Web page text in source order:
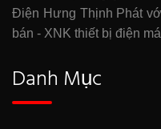
Điện Hưng Thịnh Phát
bán - XNK thiết bị điện
Danh Mục